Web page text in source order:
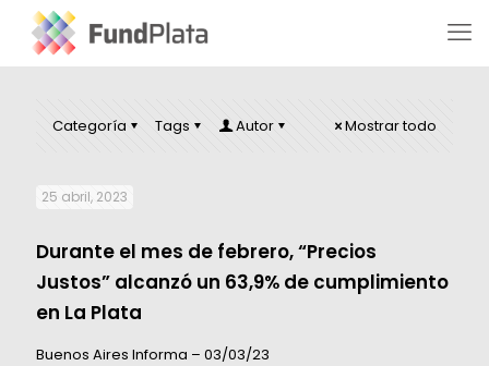
Categoría Tags Autor Mostrar todo
25 abril, 2023
Durante el mes de febrero, “Precios
Justos” alcanzó un 63,9% de cumplimiento
en La Plata
Buenos Aires Informa – 03/03/23